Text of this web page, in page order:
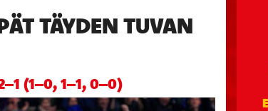
TÄYDEN TUVAN
(1–0, 1–1, 0–0)